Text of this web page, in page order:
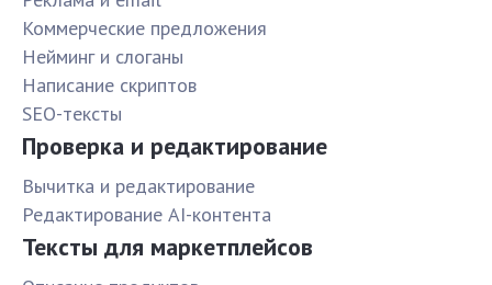
Коммерческие предложения
Нейминг и слоганы
Написание скриптов
SEO-тексты
Проверка и редактирование
Вычитка и редактирование
Редактирование AI-контента
Тексты для маркетплейсов